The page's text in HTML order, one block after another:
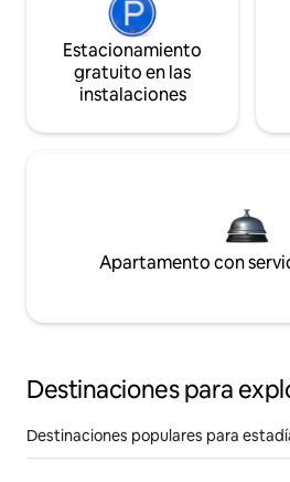
Estacionamiento
gratuito en las
instalaciones
Apartamento con
Destinaciones para
Destinaciones populares para